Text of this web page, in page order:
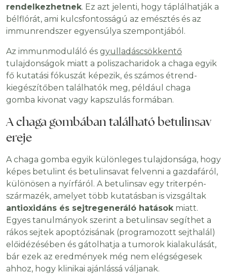
rendelkezhetnek. Ez azt jelenti, hogy táplálhatják a
bélflórát, ami kulcsfontosságú az emésztés és az
immunrendszer egyensúlya szempontjából.
Az immunmoduláló és gyulladáscsökkentő
tulajdonságok miatt a poliszacharidok a chaga egyik
fő kutatási fókuszát képezik, és számos étrend-
kiegészítőben találhatók meg, például chaga
gomba kivonat vagy kapszulás formában.
A chaga gombában található betulinsav
ereje
A chaga gomba egyik különleges tulajdonsága, hogy
képes betulint és betulinsavat felvenni a gazdafáról,
különösen a nyírfáról. A betulinsav egy triterpén-
származék, amelyet több kutatásban is vizsgáltak
antioxidáns és sejtregeneráló hatásokmiatt.
Egyes tanulmányok szerint a betulinsav segíthet a
rákos sejtek apoptózisának (programozott sejthalál)
előidézésében és gátolhatja a tumorok kialakulását,
bár ezek az eredmények még nem elégségesek
ahhoz, hogy klinikai ajánlássá váljanak.